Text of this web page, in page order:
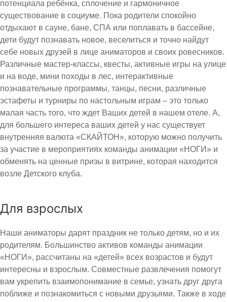
потенциала ребёнка, сплочение и гармоничное
существование в социуме. Пока родители спокойно
отдыхают в сауне, бане, СПА или поплавать в бассейне,
дети будут познавать новое, веселиться и точно найдут
себе новых друзей в лице аниматоров и своих ровесников.
Различные мастер-классы, квесты, активные игры на улице
и на воде, мини походы в лес, интерактивные
познавательные программы, танцы, песни, различные
эстафеты и турниры по настольным играм – это только
малая часть того, что ждет Ваших детей в нашем отеле. А,
для большего интереса ваших детей у нас существует
внутренняя валюта «СКАЙТОН», которую можно получить
за участие в мероприятиях команды анимации «НОГИ» и
обменять на ценные призы в витрине, которая находится
возле Детского клуба.
Для взрослых
Наши аниматоры дарят праздник не только детям, но и их
родителям. Большинство активов команды анимации
«НОГИ», рассчитаны на «детей» всех возрастов и будут
интересны и взрослым. Совместные развлечения помогут
вам укрепить взаимопонимание в семье, узнать друг друга
поближе и познакомиться с новыми друзьями. Также в ходе